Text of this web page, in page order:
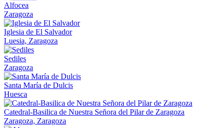
Alfocea
Zaragoza
Iglesia de El Salvador
Luesia, Zaragoza
Sediles
Zaragoza
Santa María de Dulcis
Huesca
Catedral-Basilica de Nuestra Señora del Pilar de Zaragoza
Zaragoza, Zaragoza